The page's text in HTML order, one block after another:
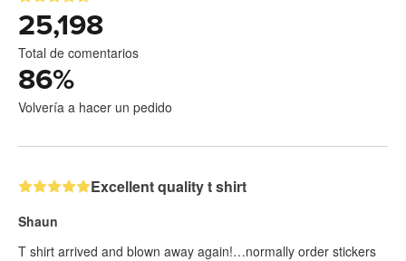
25,198
Total de comentarios
86%
Volvería a hacer un pedido
Excellent quality t shirt
Shaun
T shirt arrived and blown away again!…normally order stickers